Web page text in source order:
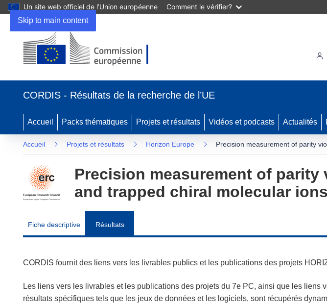
Skip to main content
Un site web officiel de l’Union européenne Comment le vérifier?
une
fenêtre)
CORDIS - Résultats de la recherche de l’UE
Accueil Packs thématiques Projets et résultats Vidéos et podcasts Actualités
Accueil Projets et résultats Horizon Europe Precision measurement of parity
Precision measurement of
and trapped chiral molecular ions
Fiche descriptive Résultats
CORDIS fournit des liens vers les livrables publics et les publications des projets
Les liens vers les livrables et les publications des projets du 7e PC, ainsi que les liens
résultats spécifiques tels que les jeux de données et les logiciels, sont récupérés